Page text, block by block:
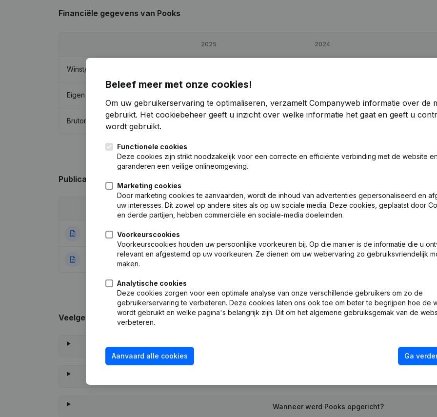
Financiële gegevens van Pooks
2025 2024
Winst/Verlies
Eigen vermogen
Brutomarge 49.063 315,76%
Publicaties
Publicatie
13-10-2022 Wijziging Juridische Vorm - Ontslagnemingen - Benoemingen
27-12-2016 Rubriek Oprichting (Nieuwe Rechtspersoon, Opening Bijkantoor, enz...)
Veelgestelde vragen
Wanneer werd Pooks opgericht?
Beleef meer met onze cookies!
Om uw gebruikerservaring te optimaliseren, verzamelt Companyweb informatie over de
gebruikt. Het cookiebeheer geeft u inzicht over welke informatie het gaat en geeft u
wordt gebruikt.
Functionele cookies
Deze cookies zijn strikt noodzakelijk voor een correcte en efficiënte verbinding met de website en
garanderen een veilige onlineomgeving.
Marketing cookies
Door marketing cookies te aanvaarden, wordt de inhoud van advertenties gepersonaliseerd en
uw interesses. Dit zowel op andere sites als op uw sociale media. Deze cookies, geplaatst door
en derde partijen, hebben commerciële en sociale-media doeleinden.
Voorkeurscookies
Voorkeurscookies houden uw persoonlijke voorkeuren bij. Op die manier is de informatie die u
relevant en afgestemd op uw voorkeuren. Ze dienen om uw webervaring zo gebruiksvriendelijk
maken.
Analytische cookies
Deze cookies zorgen voor een optimale analyse van onze verschillende gebruikers om zo de
gebruikerservaring te verbeteren. Deze cookies laten ons ook toe om beter te begrijpen hoe de
wordt gebruikt en welke pagina's belangrijk zijn. Dit om het algemene gebruiksgemak van de
verbeteren.
Aanvaard alle cookies Ga